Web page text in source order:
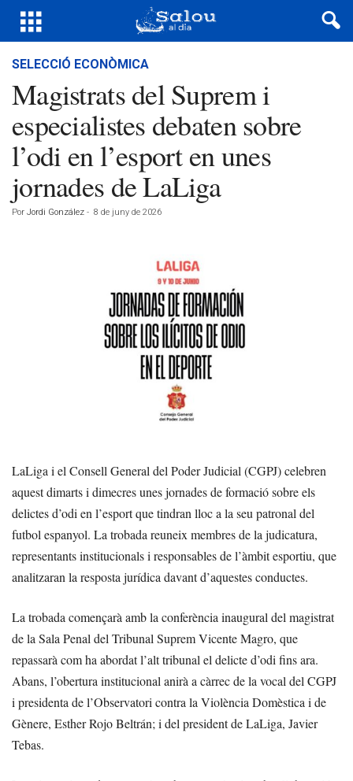
SELECCIÓ ECONÒMICA
Magistrats del Suprem i
especialistes debaten sobre
l’odi en l’esport en unes
jornades de LaLiga
Por Jordi González - 8 de juny de 2026
LaLiga i el Consell General del Poder Judicial (CGPJ) celebren
aquest dimarts i dimecres unes jornades de formació sobre els
delictes d’odi en l’esport que tindran lloc a la seu patronal del
futbol espanyol. La trobada reuneix membres de la judicatura,
representants institucionals i responsables de l’àmbit esportiu, que
analitzaran la resposta jurídica davant d’aquestes conductes.
La trobada començarà amb la conferència inaugural del magistrat
de la Sala Penal del Tribunal Suprem Vicente Magro, que
repassarà com ha abordat l’alt tribunal el delicte d’odi fins ara.
Abans, l’obertura institucional anirà a càrrec de la vocal del CGPJ
i presidenta de l’Observatori contra la Violència Domèstica i de
Gènere, Esther Rojo Beltrán; i del president de LaLiga, Javier
Tebas.